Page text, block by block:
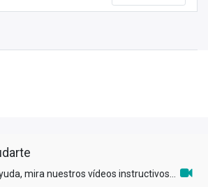
mira nuestros vídeos instructivos...